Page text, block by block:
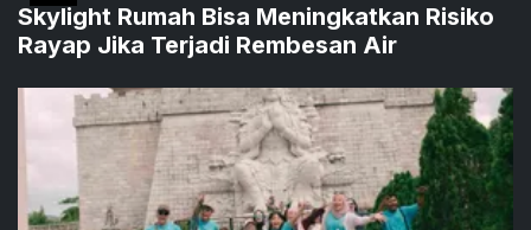
Skylight Rumah Bisa Meningkatkan Risiko
Rayap Jika Terjadi Rembesan Air